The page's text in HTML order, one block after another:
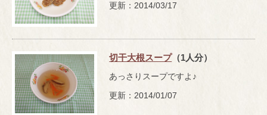
更新：2014/03/17
切干大根スープ（1人分）
あっさりスープですよ♪
更新：2014/01/07